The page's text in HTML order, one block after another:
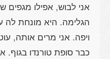
אני לבוש, אפילו מגפים
הגלימה. היא מונחת
ויפה. אני מרים אותה,
כבר סופת טורנדו